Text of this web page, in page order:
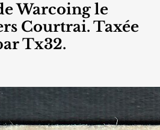
Warcoing le
Courtrai. Taxée
Tx32.